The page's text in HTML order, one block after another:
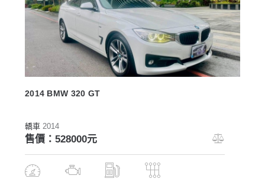
2014 BMW 320 GT
轎車 2014
售價：528000元